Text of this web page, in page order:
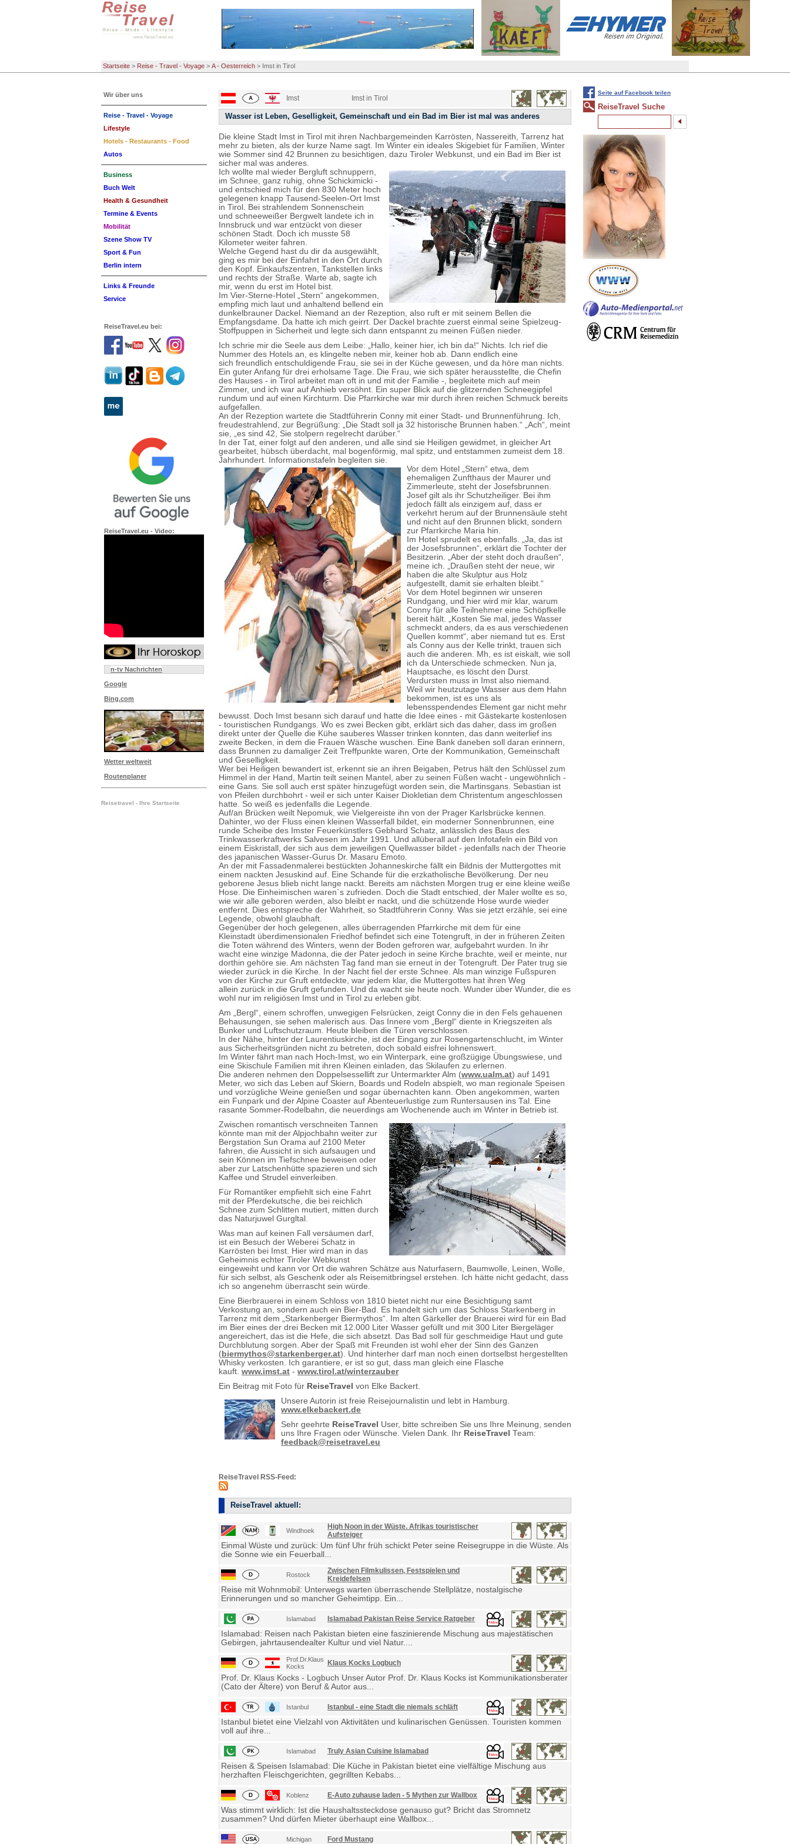
Startseite > Reise - Travel - Voyage > A - Oesterreich > Imst in Tirol
Imst Imst in Tirol
Wasser ist Leben, Geselligkeit, Gemeinschaft und ein Bad im Bier ist mal was anderes
Die kleine Stadt Imst in Tirol mit ihren Nachbargemeinden Karrösten, Nassereith, Tarrenz hat
mehr zu bieten, als der kurze Name sagt. Im Winter ein ideales Skigebiet für Familien, Winter
wie Sommer sind 42 Brunnen zu besichtigen, dazu Tiroler Webkunst, und ein Bad im Bier ist
sicher mal was anderes.
Ich wollte mal wieder Bergluft schnuppern,
im Schnee, ganz ruhig, ohne Schickimicki -
und entschied mich für den 830 Meter hoch
gelegenen knapp Tausend-Seelen-Ort Imst
in Tirol. Bei strahlendem Sonnenschein
und schneeweißer Bergwelt landete ich in
Innsbruck und war entzückt von dieser
schönen Stadt. Doch ich musste 58
Kilometer weiter fahren.
Welche Gegend hast du dir da ausgewählt,
ging es mir bei der Einfahrt in den Ort durch
den Kopf. Einkaufszentren, Tankstellen links
und rechts der Straße. Warte ab, sagte ich
mir, wenn du erst im Hotel bist.
Im Vier-Sterne-Hotel „Stern“ angekommen,
empfing mich laut und anhaltend bellend ein
dunkelbrauner Dackel. Niemand an der Rezeption, also ruft er mit seinem Bellen die
Empfangsdame. Da hatte ich mich geirrt. Der Dackel brachte zuerst einmal seine Spielzeug-
Stoffpuppen in Sicherheit und legte sich dann entspannt zu meinen Füßen nieder.
Ich schrie mir die Seele aus dem Leibe: „Hallo, keiner hier, ich bin da!“ Nichts. Ich rief die
Nummer des Hotels an, es klingelte neben mir, keiner hob ab. Dann endlich eine
sich freundlich entschuldigende Frau, sie sei in der Küche gewesen, und da höre man nichts.
Ein guter Anfang für drei erholsame Tage. Die Frau, wie sich später herausstellte, die Chefin
des Hauses - in Tirol arbeitet man oft in und mit der Familie -, begleitete mich auf mein
Zimmer, und ich war auf Anhieb versöhnt. Ein super Blick auf die glitzernden Schneegipfel
rundum und auf einen Kirchturm. Die Pfarrkirche war mir durch ihren reichen Schmuck bereits
aufgefallen.
An der Rezeption wartete die Stadtführerin Conny mit einer Stadt- und Brunnenführung. Ich,
freudestrahlend, zur Begrüßung: „Die Stadt soll ja 32 historische Brunnen haben.“ „Ach“, meint
sie, „es sind 42, Sie stolpern regelrecht darüber.“
In der Tat, einer folgt auf den anderen, und alle sind sie Heiligen gewidmet, in gleicher Art
gearbeitet, hübsch überdacht, mal bogenförmig, mal spitz, und entstammen zumeist dem 18.
Jahrhundert. Informationstafeln begleiten sie.
Vor dem Hotel „Stern“ etwa, dem
ehemaligen Zunfthaus der Maurer und
Zimmerleute, steht der Josefsbrunnen.
Josef gilt als ihr Schutzheiliger. Bei ihm
jedoch fällt als einzigem auf, dass er
verkehrt herum auf der Brunnensäule steht
und nicht auf den Brunnen blickt, sondern
zur Pfarrkirche Maria hin.
Im Hotel sprudelt es ebenfalls. „Ja, das ist
der Josefsbrunnen“, erklärt die Tochter der
Besitzerin. „Aber der steht doch draußen“,
meine ich. „Draußen steht der neue, wir
haben die alte Skulptur aus Holz
aufgestellt, damit sie erhalten bleibt.“
Vor dem Hotel beginnen wir unseren
Rundgang, und hier wird mir klar, warum
Conny für alle Teilnehmer eine Schöpfkelle
bereit hält. „Kosten Sie mal, jedes Wasser
schmeckt anders, da es aus verschiedenen
Quellen kommt“, aber niemand tut es. Erst
als Conny aus der Kelle trinkt, trauen sich
auch die anderen. Mh, es ist eiskalt, wie soll
ich da Unterschiede schmecken. Nun ja,
Hauptsache, es löscht den Durst.
Verdursten muss in Imst also niemand.
Weil wir heutzutage Wasser aus dem Hahn
bekommen, ist es uns als
lebensspendendes Element gar nicht mehr
bewusst. Doch Imst besann sich darauf und hatte die Idee eines - mit Gästekarte kostenlosen
- touristischen Rundgangs. Wo es zwei Becken gibt, erklärt sich das daher, dass im großen
direkt unter der Quelle die Kühe sauberes Wasser trinken konnten, das dann weiterlief ins
zweite Becken, in dem die Frauen Wäsche wuschen. Eine Bank daneben soll daran erinnern,
dass Brunnen zu damaliger Zeit Treffpunkte waren, Orte der Kommunikation, Gemeinschaft
und Geselligkeit.
Wer bei Heiligen bewandert ist, erkennt sie an ihren Beigaben, Petrus hält den Schlüssel zum
Himmel in der Hand, Martin teilt seinen Mantel, aber zu seinen Füßen wacht - ungewöhnlich -
eine Gans. Sie soll auch erst später hinzugefügt worden sein, die Martinsgans. Sebastian ist
von Pfeilen durchbohrt - weil er sich unter Kaiser Diokletian dem Christentum angeschlossen
hatte. So weiß es jedenfalls die Legende.
Auf/an Brücken weilt Nepomuk, wie Vielgereiste ihn von der Prager Karlsbrücke kennen.
Dahinter, wo der Fluss einen kleinen Wasserfall bildet, ein moderner Sonnenbrunnen, eine
runde Scheibe des Imster Feuerkünstlers Gebhard Schatz, anlässlich des Baus des
Trinkwasserkraftwerks Salvesen im Jahr 1991. Und allüberall auf den Infotafeln ein Bild von
einem Eiskristall, der sich aus dem jeweiligen Quellwasser bildet - jedenfalls nach der Theorie
des japanischen Wasser-Gurus Dr. Masaru Emoto.
An der mit Fassadenmalerei bestückten Johanneskirche fällt ein Bildnis der Muttergottes mit
einem nackten Jesuskind auf. Eine Schande für die erzkatholische Bevölkerung. Der neu
geborene Jesus blieb nicht lange nackt. Bereits am nächsten Morgen trug er eine kleine weiße
Hose. Die Einheimischen waren`s zufrieden. Doch die Stadt entschied, der Maler wollte es so,
wie wir alle geboren werden, also bleibt er nackt, und die schützende Hose wurde wieder
entfernt. Dies entspreche der Wahrheit, so Stadtführerin Conny. Was sie jetzt erzähle, sei eine
Legende, obwohl glaubhaft.
Gegenüber der hoch gelegenen, alles überragenden Pfarrkirche mit dem für eine
Kleinstadt überdimensionalen Friedhof befindet sich eine Totengruft, in der in früheren Zeiten
die Toten während des Winters, wenn der Boden gefroren war, aufgebahrt wurden. In ihr
wacht eine winzige Madonna, die der Pater jedoch in seine Kirche brachte, weil er meinte, nur
dorthin gehöre sie. Am nächsten Tag fand man sie erneut in der Totengruft. Der Pater trug sie
wieder zurück in die Kirche. In der Nacht fiel der erste Schnee. Als man winzige Fußspuren
von der Kirche zur Gruft entdeckte, war jedem klar, die Muttergottes hat ihren Weg
allein zurück in die Gruft gefunden. Und da wacht sie heute noch. Wunder über Wunder, die es
wohl nur im religiösen Imst und in Tirol zu erleben gibt.
Am „Bergl“, einem schroffen, unwegigen Felsrücken, zeigt Conny die in den Fels gehauenen
Behausungen, sie sehen malerisch aus. Das Innere vom „Bergl“ diente in Kriegszeiten als
Bunker und Luftschutzraum. Heute bleiben die Türen verschlossen.
In der Nähe, hinter der Laurentiuskirche, ist der Eingang zur Rosengartenschlucht, im Winter
aus Sicherheitsgründen nicht zu betreten, doch sobald eisfrei lohnenswert.
Im Winter fährt man nach Hoch-Imst, wo ein Winterpark, eine großzügige Übungswiese, und
eine Skischule Familien mit ihren Kleinen einladen, das Skilaufen zu erlernen.
Die anderen nehmen den Doppelsessellift zur Untermarkter Alm (www.ualm.at) auf 1491
Meter, wo sich das Leben auf Skiern, Boards und Rodeln abspielt, wo man regionale Speisen
und vorzügliche Weine genießen und sogar übernachten kann. Oben angekommen, warten
ein Funpark und der Alpine Coaster auf Abenteuerlustige zum Runtersausen ins Tal. Eine
rasante Sommer-Rodelbahn, die neuerdings am Wochenende auch im Winter in Betrieb ist.
Zwischen romantisch verschneiten Tannen
könnte man mit der Alpjochbahn weiter zur
Bergstation Sun Orama auf 2100 Meter
fahren, die Aussicht in sich aufsaugen und
sein Können im Tiefschnee beweisen oder
aber zur Latschenhütte spazieren und sich
Kaffee und Strudel einverleiben.
Für Romantiker empfiehlt sich eine Fahrt
mit der Pferdekutsche, die bei reichlich
Schnee zum Schlitten mutiert, mitten durch
das Naturjuwel Gurgltal.
Was man auf keinen Fall versäumen darf,
ist ein Besuch der Weberei Schatz in
Karrösten bei Imst. Hier wird man in das
Geheimnis echter Tiroler Webkunst
eingeweiht und kann vor Ort die wahren Schätze aus Naturfasern, Baumwolle, Leinen, Wolle,
für sich selbst, als Geschenk oder als Reisemitbringsel erstehen. Ich hätte nicht gedacht, dass
ich so angenehm überrascht sein würde.
Eine Bierbrauerei in einem Schloss von 1810 bietet nicht nur eine Besichtigung samt
Verkostung an, sondern auch ein Bier-Bad. Es handelt sich um das Schloss Starkenberg in
Tarrenz mit dem „Starkenberger Biermythos“. Im alten Gärkeller der Brauerei wird für ein Bad
im Bier eines der drei Becken mit 12.000 Liter Wasser gefüllt und mit 300 Liter Biergeläger
angereichert, das ist die Hefe, die sich absetzt. Das Bad soll für geschmeidige Haut und gute
Durchblutung sorgen. Aber der Spaß mit Freunden ist wohl eher der Sinn des Ganzen
(biermythos@starkenberger.at). Und hinterher darf man noch einen dortselbst hergestellten
Whisky verkosten. Ich garantiere, er ist so gut, dass man gleich eine Flasche
kauft. www.imst.at - www.tirol.at/winterzauber
Ein Beitrag mit Foto für ReiseTravel von Elke Backert.
Unsere Autorin ist freie Reisejournalistin und lebt in Hamburg.
www.elkebackert.de
Sehr geehrte ReiseTravel User, bitte schreiben Sie uns Ihre Meinung, senden
uns Ihre Fragen oder Wünsche. Vielen Dank. Ihr ReiseTravel Team:
feedback@reisetravel.eu
ReiseTravel RSS-Feed:
ReiseTravel aktuell:
Windhoek
High Noon in der Wüste. Afrikas touristischer
Aufsteiger
Einmal Wüste und zurück: Um fünf Uhr früh schickt Peter seine Reisegruppe in die Wüste. Als
die Sonne wie ein Feuerball...
Rostock
Zwischen Filmkulissen, Festspielen und
Kreidefelsen
Reise mit Wohnmobil: Unterwegs warten überraschende Stellplätze, nostalgische
Erinnerungen und so mancher Geheimtipp. Ein...
Islamabad Islamabad Pakistan Reise Service Ratgeber
Islamabad: Reisen nach Pakistan bieten eine faszinierende Mischung aus majestätischen
Gebirgen, jahrtausendealter Kultur und viel Natur....
Prof.Dr.Klaus
Kocks
Klaus Kocks Logbuch
Prof. Dr. Klaus Kocks - Logbuch Unser Autor Prof. Dr. Klaus Kocks ist Kommunikationsberater
(Cato der Ältere) von Beruf & Autor aus...
Istanbul Istanbul - eine Stadt die niemals schläft
Istanbul bietet eine Vielzahl von Aktivitäten und kulinarischen Genüssen. Touristen kommen
voll auf ihre...
Islamabad Truly Asian Cuisine Islamabad
Reisen & Speisen Islamabad: Die Küche in Pakistan bietet eine vielfältige Mischung aus
herzhaften Fleischgerichten, gegrillten Kebabs...
Koblenz E-Auto zuhause laden - 5 Mythen zur Wallbox
Was stimmt wirklich: Ist die Haushaltssteckdose genauso gut? Bricht das Stromnetz
zusammen? Und dürfen Mieter überhaupt eine Wallbox...
Michigan Ford Mustang
Wir über uns
Reise - Travel - Voyage
Lifestyle
Hotels - Restaurants - Food
Autos
Business
Buch Welt
Health & Gesundheit
Termine & Events
Mobilität
Szene Show TV
Sport & Fun
Berlin intern
Links & Freunde
Service
ReiseTravel.eu bei:
ReiseTravel.eu - Video:
n-tv Nachrichten
Google
Bing.com
Wetter weltweit
Routenplaner
Reisetravel - Ihre Startseite
Seite auf Facebook teilen
ReiseTravel Suche